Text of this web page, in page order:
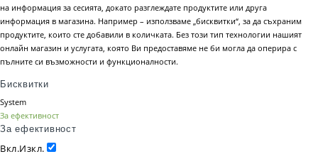
на информация за сесията, докато разглеждате продуктите или друга
информация в магазина. Например – използваме „бисквитки“, за да съхраним
продуктите, които сте добавили в количката. Без този тип технологии нашият
онлайн магазин и услугата, която Ви предоставяме не би могла да оперира с
пълните си възможности и функционалности.
Бисквитки
System
За ефективност
За ефективност
Вкл.Изкл.